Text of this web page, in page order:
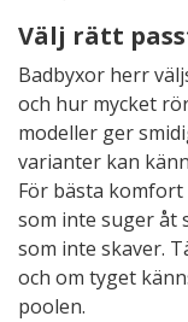
Välj rätt
Badbyxor herr
och hur mycket
modeller ger
varianter kan
För bästa
som inte suger åt
som inte skaver.
och om tyget
poolen.